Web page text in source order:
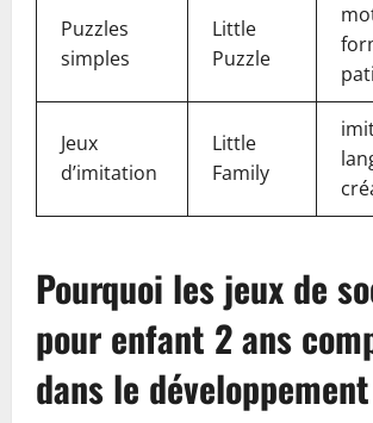
Puzzles
simples
Little
Puzzle
Jeux
d’imitation
Little
Family
Pourquoi les jeux de
pour enfant 2 ans
dans le développement